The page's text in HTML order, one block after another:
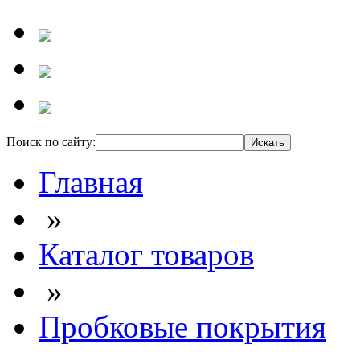
Поиск по сайту:
Главная
»
Каталог товаров
»
Пробковые покрытия